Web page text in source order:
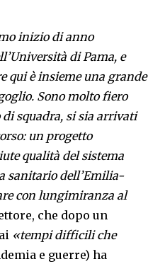
inizio di anno
di Pama, e
qui è insieme una grande
Sono molto fiero
squadra, si sia arrivati
un progetto
qualità del sistema
sanitario dell’Emilia-
con lungimiranza al
che dopo un
«tempi difficili che
e guerre) ha